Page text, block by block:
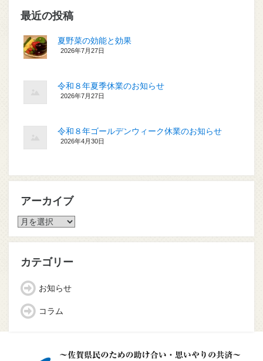
最近の投稿
夏野菜の効能と効果
2026年7月27日
令和８年夏季休業のお知らせ
2026年7月27日
令和８年ゴールデンウィーク休業のお知らせ
2026年4月30日
アーカイブ
ア
カ
ブ
カテゴリー
お知らせ
コラム